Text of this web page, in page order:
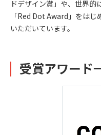
ドデザイン賞」や、世界的
「Red Dot Award」をは
いただいています。
受賞アワード